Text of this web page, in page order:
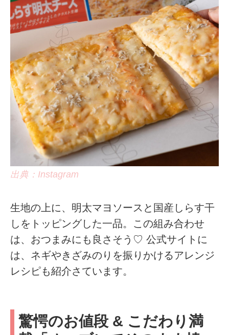
出典：Instagram
生地の上に、明太マヨソースと国産しらす干
しをトッピングした一品。この組み合わせ
は、おつまみにも良さそう♡ 公式サイトに
は、ネギやきざみのりを振りかけるアレンジ
レシピも紹介さています。
驚愕のお値段 & こだわり満